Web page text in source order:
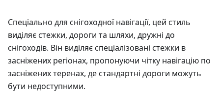
Спеціально для снігоходної навігації, цей стиль
виділяє стежки, дороги та шляхи, дружні до
снігоходів. Він виділяє спеціалізовані стежки в
засніжених регіонах, пропонуючи чітку навігацію по
засніжених теренах, де стандартні дороги можуть
бути недоступними.